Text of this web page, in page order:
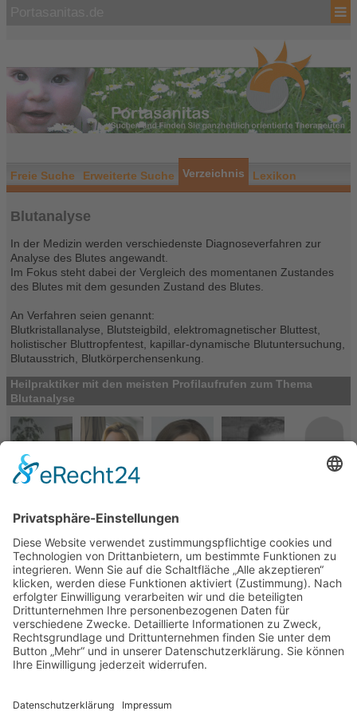
Freie Suche Erweiterte Suche Verzeichnis Lexikon
Blutanalyse
In der Medizin werden verschiedenste Diagnoseverfahren zur
Analyse des Blutes angewandt.
Im Fokus steht dabei der Vergleich des momentanen Zustandes
des Blutes mit dem gesunden Zustand des Blutes.
An Verfahren seien genannt:
Blutkristallanalyse, Blutsteigbild, elektromagnetischer Bluttest,
holistischer Bluttropfentest, kapillar-dynamische Blutuntersuchung,
Blutausstrich, Blutkörperchensenkung.
Heilpraktiker mit den meisten Profilaufrufen zum Thema
Blutanalyse
Deutschland (43)
Baden-Württemberg (4)
Bayern (12)
Berlin (2)
Bremen (2)
Hamburg (6)
Hessen (2)
Niedersachsen (3)
Saarland (1)